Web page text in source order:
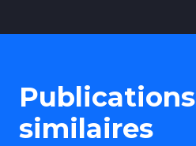
Publications
similaires